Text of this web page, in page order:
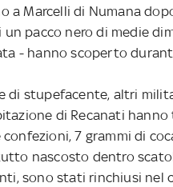
a Marcelli di Numana
pacco nero di medie
- hanno scoperto
di stupefacente, altri
di Recanati hanno
7 grammi di
nascosto dentro
sono stati rinchiusi nel